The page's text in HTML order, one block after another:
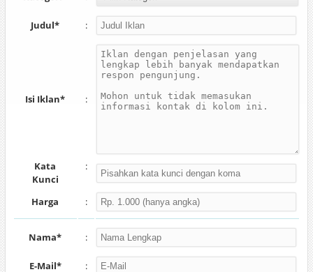
Judul* :
Isi Iklan* :
Kata
Kunci
:
Harga :
Nama* :
E-Mail* :